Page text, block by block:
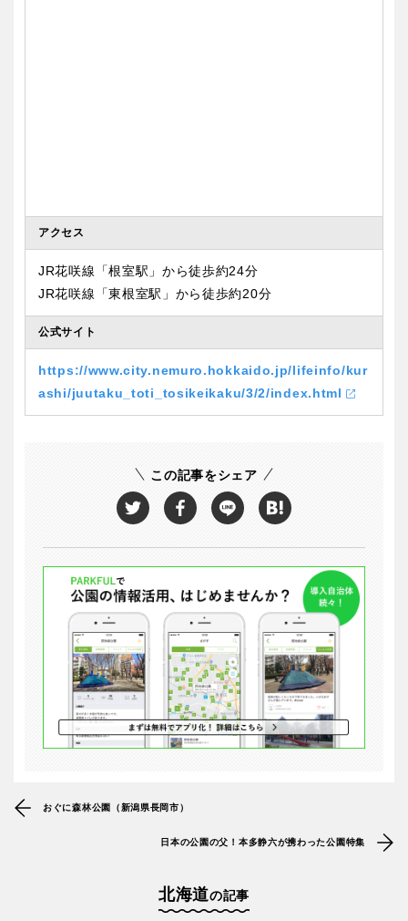
アクセス
JR花咲線「根室駅」から徒歩約24分
JR花咲線「東根室駅」から徒歩約20分
公式サイト
https://www.city.nemuro.hokkaido.jp/lifeinfo/kur
ashi/juutaku_toti_tosikeikaku/3/2/index.html
この記事をシェア
おぐに森林公園（新潟県長岡市）
日本の公園の父！本多静六が携わった公園特集
北海道の記事